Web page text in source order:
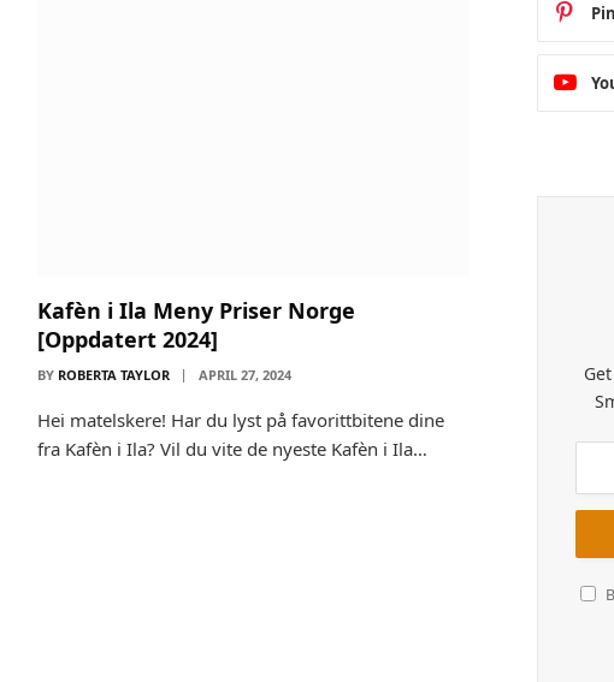
Kafèn i Ila Meny Priser Norge
[Oppdatert 2024]
BY ROBERTA TAYLOR APRIL 27, 2024
Hei matelskere! Har du lyst på favorittbitene dine
fra Kafèn i Ila? Vil du vite de nyeste Kafèn i Ila…